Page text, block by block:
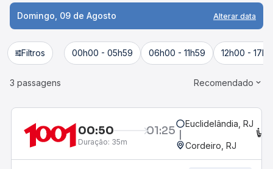
Domingo, 09 de Agosto Alterar data
Filtros 00h00 - 05h59 06h00 - 11h59 12h00 -
3 passagens Recomendado
00:50 01:25
Duração: 35m
Euclidelândia, RJ
Cordeiro, RJ